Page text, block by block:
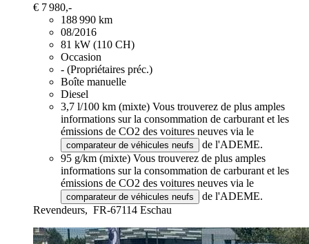
€ 7 980,-
188 990 km
08/2016
81 kW (110 CH)
Occasion
- (Propriétaires préc.)
Boîte manuelle
Diesel
3,7 l/100 km (mixte) Vous trouverez de plus amples
informations sur la consommation de carburant et les
émissions de CO2 des voitures neuves via le
comparateur de véhicules neufs
de l'ADEME.
95 g/km (mixte) Vous trouverez de plus amples
informations sur la consommation de carburant et les
émissions de CO2 des voitures neuves via le
comparateur de véhicules neufs
de l'ADEME.
Revendeurs, FR-67114 Eschau